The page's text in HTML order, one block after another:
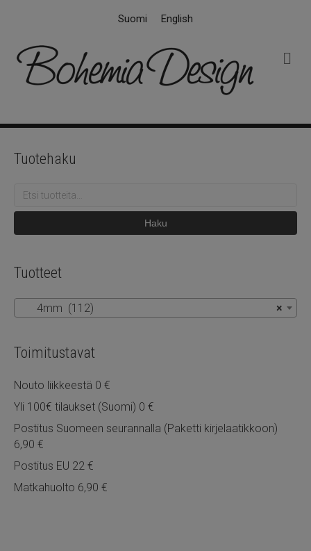
Suomi English
k
Tuotehaku
Etsi:
Haku
Tuotteet
×
4mm (112)
Toimitustavat
Nouto liikkeestä 0 €
Yli 100€ tilaukset (Suomi) 0 €
Postitus Suomeen seurannalla (Paketti kirjelaatikkoon)
6,90 €
Postitus EU 22 €
Matkahuolto 6,90 €